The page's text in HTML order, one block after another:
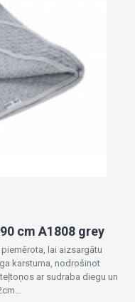
cm A1808 grey
lai aizsargātu
karstuma, nodrošinot
ar sudraba diegu un